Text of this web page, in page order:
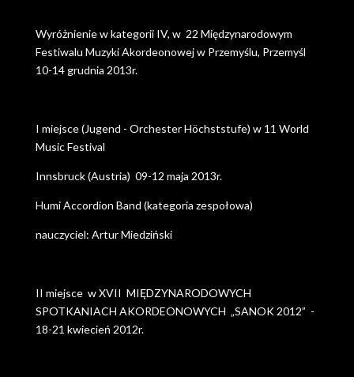
Wyróżnienie w kategorii IV, w 22 Międzynarodowym
Festiwalu Muzyki Akordeonowej w Przemyślu, Przemyśl
10-14 grudnia 2013r.
I miejsce (Jugend - Orchester Höchststufe) w 11 World
Music Festival
Innsbruck (Austria) 09-12 maja 2013r.
Humi Accordion Band (kategoria zespołowa)
nauczyciel: Artur Miedziński
II miejsce w XVII MIĘDZYNARODOWYCH
SPOTKANIACH AKORDEONOWYCH „SANOK 2012” -
18-21 kwiecień 2012r.